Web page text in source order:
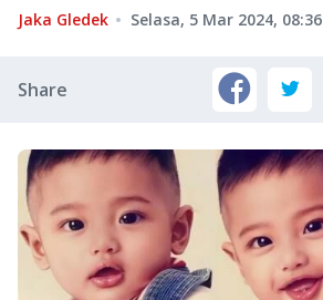
Jaka Gledek Selasa, 5 Mar 2024, 08:36
Share